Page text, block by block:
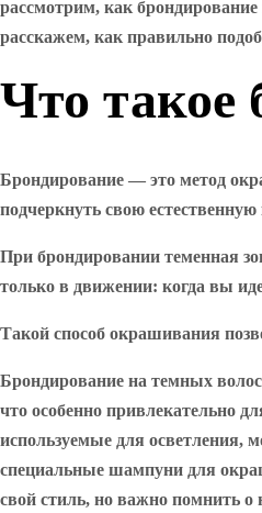
рассмотрим, как
расскажем, как правильно
Что такое
Брондирование — это метод
подчеркнуть свою
При брондировании теменная
только в движении: когда вы
Такой способ окрашивания
Брондирование на темных
что особенно привлекательно
используемые для осветления,
специальные шампуни для
свой стиль, но важно помнить о